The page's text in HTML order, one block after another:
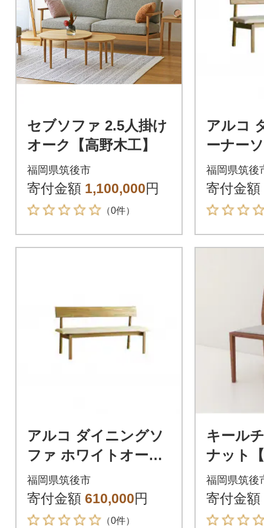
セブソファ 2.5人掛け
オーク【高野木工】
福岡県筑後市
寄付金額 1,100,000円
（0件）
アルコ
ーナー
トオー
ーナー:
キャメ
福岡県筑後
寄付金額
アルコ ダイニングソ
ファ ホワイトオーク
W150cm チャート6:
キャメル
福岡県筑後市
寄付金額 610,000円
（0件）
キール
ナット
福岡県筑後
寄付金額